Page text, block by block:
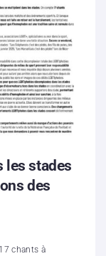
les stades
des
chants à